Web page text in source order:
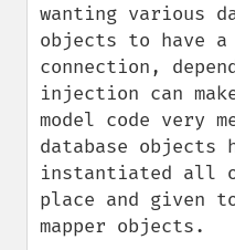
wanting various
objects to have a
connection,
injection can
model code very
database objects
instantiated all
place and given
mapper objects.